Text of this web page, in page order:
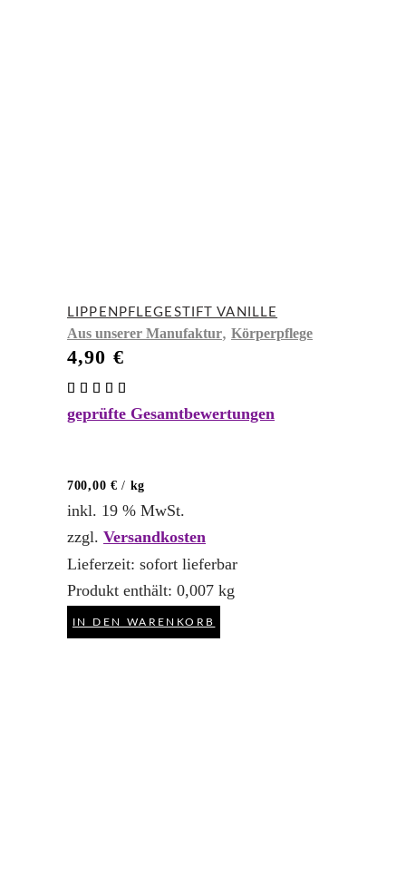
LIPPENPFLEGESTIFT VANILLE
Aus unserer Manufaktur, Körperpflege
4,90 €
5.00
geprüfte Gesamtbewertungen
700,00 € / kg
inkl. 19 % MwSt.
zzgl. Versandkosten
Lieferzeit: sofort lieferbar
Produkt enthält: 0,007 kg
IN DEN WARENKORB